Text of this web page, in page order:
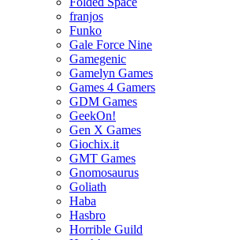
franjos
Funko
Gale Force Nine
Gamegenic
Gamelyn Games
Games 4 Gamers
GDM Games
GeekOn!
Gen X Games
Giochix.it
GMT Games
Gnomosaurus
Goliath
Haba
Hasbro
Horrible Guild